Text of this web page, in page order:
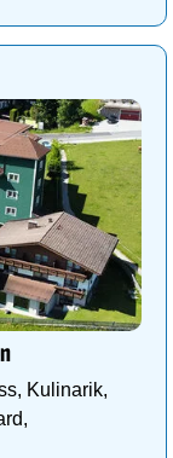
Kulinarik,